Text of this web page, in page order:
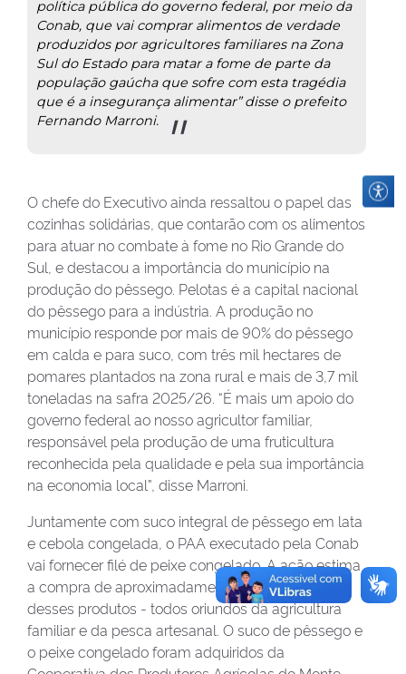
política pública do governo federal, por meio da
Conab, que vai comprar alimentos de verdade
produzidos por agricultores familiares na Zona
Sul do Estado para matar a fome de parte da
população gaúcha que sofre com esta tragédia
que é a insegurança alimentar” disse o prefeito
Fernando Marroni.
O chefe do Executivo ainda ressaltou o papel das
cozinhas solidárias, que contarão com os alimentos
para atuar no combate à fome no Rio Grande do
Sul, e destacou a importância do município na
produção do pêssego. Pelotas é a capital nacional
do pêssego para a indústria. A produção no
município responde por mais de 90% do pêssego
em calda e para suco, com três mil hectares de
pomares plantados na zona rural e mais de 3,7 mil
toneladas na safra 2025/26. “É mais um apoio do
governo federal ao nosso agricultor familiar,
responsável pela produção de uma fruticultura
reconhecida pela qualidade e pela sua importância
na economia local”, disse Marroni.
Juntamente com suco integral de pêssego em lata
e cebola congelada, o PAA executado pela Conab
vai fornecer filé de peixe congelado. A ação estima
a compra de aproximadamente 655 toneladas
desses produtos - todos oriundos da agricultura
familiar e da pesca artesanal. O suco de pêssego e
o peixe congelado foram adquiridos da